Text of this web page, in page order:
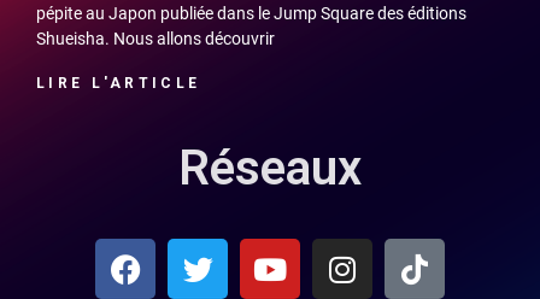
pépite au Japon publiée dans le Jump Square des éditions
Shueisha. Nous allons découvrir
LIRE L'ARTICLE
Réseaux